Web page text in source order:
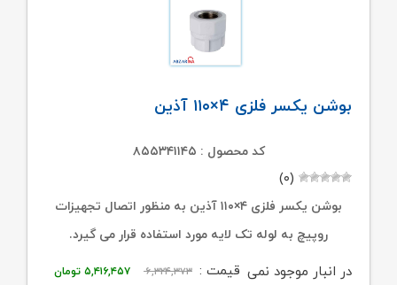
بوشن یکسر فلزی ۴×۱۱۰ آذین
کد محصول : ۸۵۵۳۴۱۱۴۵
(۰)
بوشن یکسر فلزی ۴×۱۱۰ آذین به منظور اتصال تجهیزات
روپیچ به لوله تک لایه مورد استفاده قرار می گیرد.
قیمت : ۶,۳۲۴,۳۷۳
قیمت
۵,۴۱۶,۴۵۷ تومان
در انبار موجود نمی